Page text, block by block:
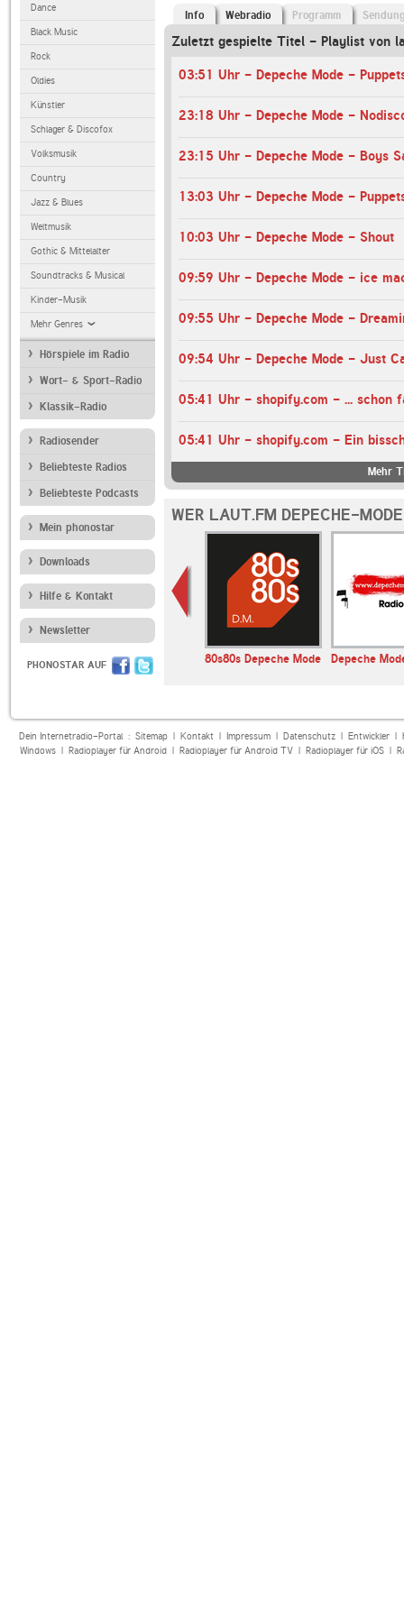
Dance
Black Music
Rock
Oldies
Künstler
Schlager & Discofox
Volksmusik
Country
Jazz & Blues
Weltmusik
Gothic & Mittelalter
Soundtracks & Musical
Kinder-Musik
Mehr Genres
Hörspiele im Radio
Wort- & Sport-Radio
Klassik-Radio
Radiosender
Beliebteste Radios
Beliebteste Podcasts
Mein phonostar
Downloads
Hilfe & Kontakt
Newsletter
PHONOSTAR AUF
Info Webradio Programm
Zuletzt gespielte Titel - Playlist von
03:51 Uhr - Depeche Mode -
23:18 Uhr - Depeche Mode -
23:15 Uhr - Depeche Mode - Boys
13:03 Uhr - Depeche Mode -
10:03 Uhr - Depeche Mode - Shout
09:59 Uhr - Depeche Mode - ice
09:55 Uhr - Depeche Mode -
09:54 Uhr - Depeche Mode - Just
Mehr
WER LAUT.FM DEPECHE-
LIVE Miami Beach Radio 80s80s Depeche Mode Depeche
Dein Internetradio-Portal : Sitemap| Kontakt| Impressum| Datenschutz| Entwickler|
Windows| Radioplayer für Android| Radioplayer für Android TV| Radioplayer für iOS|